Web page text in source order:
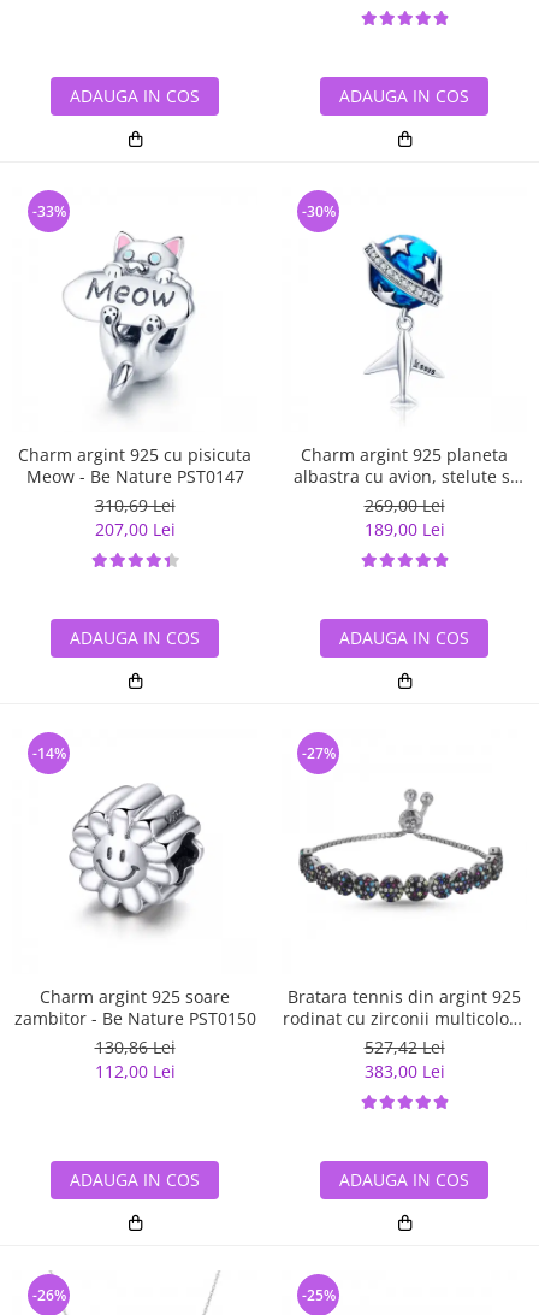
ADAUGA IN COS ADAUGA IN COS
Charm argint 925 cu pisicuta
Meow - Be Nature PST0147
310,69 Lei
207,00 Lei
-33%
ADAUGA IN COS
Charm argint 925 planeta
albastra cu avion, stelute si
zirconii albe PST0149
269,00 Lei
189,00 Lei
-30%
ADAUGA IN COS
Charm argint 925 soare
zambitor - Be Nature PST0150
130,86 Lei
112,00 Lei
-14%
ADAUGA IN COS
Bratara tennis din argint 925
rodinat cu zirconii multicolore
- Be Elegant BTU0108
527,42 Lei
383,00 Lei
-27%
ADAUGA IN COS
-26% -25%